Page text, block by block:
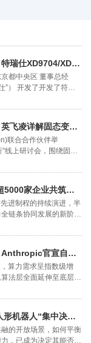
无惧发动机启动电压骤降：特瑞仕XD9704/XD9705系列赋能车载高可靠电源系统
都中央区 董事总经
”） 开发了开发了符合
抢占下一代能源路由高地，英飞凌详解固态变压器（SST）技术路线图
联合合作伙伴举
线上研讨会，围绕固态
SST在数据中心、储能
IICIE 2026定档9月深圳：超5000家企业共筑特色“芯”生态
进制程的持续演进，半
链条协同发展的新阶
会展中心盛大启幕。本
筑特色芯生态”为主
elexcon深圳国际电子
聚超5000家参展企业
台。通过“一证通览三
提供高效、精准的资源
AI大模型迈入“全栈竞赛”：Anthropic官宣自研芯片，算力供应链迎重构
算力需求呈指数级增
法层全面延伸至底层硬
队，为其核心产品
这一举措标志着该公
一体化”方向转型，旨在
瓶颈，在日益激烈的
2026物理智能元年：解析人形机器人“集中决策、分布执行”的三层架构
的开放场景，如何平衡
，已成为决定其能否真